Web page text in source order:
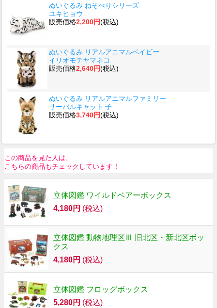
ぬいぐるみ ねそべりシリーズ
ユキヒョウ
販売価格2,200円(税込)
ぬいぐるみ リアルアニマルベイビー
イリオモテヤマネコ
販売価格2,640円(税込)
ぬいぐるみ リアルアニマルファミリー
サーバルキャット 子
販売価格3,740円(税込)
この商品を見た人は、
こちらの商品もチェックしています！
立体図鑑 ワイルドベアーボックス
4,180円 (税込)
立体図鑑 動物地理区Ⅲ 旧北区・新北区ボッ
クス
4,180円 (税込)
立体図鑑 フロッグボックス
5,280円 (税込)